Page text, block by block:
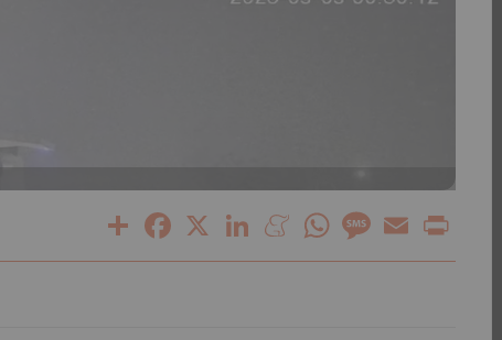
Share Facebook LinkedInMeneameWhatsAppMessage
Email